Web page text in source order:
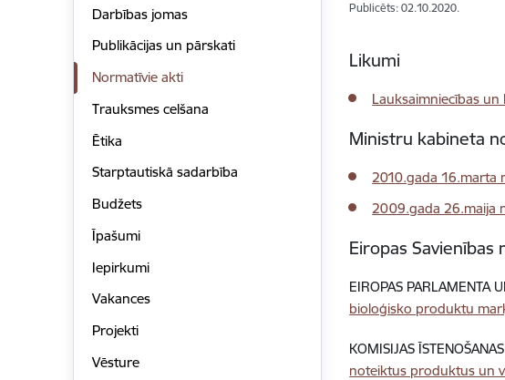
Darbības jomas
Publikācijas un pārskati
Normatīvie akti
Trauksmes celšana
Ētika
Starptautiskā sadarbība
Budžets
Īpašumi
Iepirkumi
Vakances
Projekti
Vēsture
Publicēts: 02.10.2020.
Likumi
Lauksaimniecības
Ministru kabineta
2010.gada 16.marta
2009.gada 26.maija
Eiropas Savienības
EIROPAS PARLAMENTA
bioloģisko produktu
KOMISIJAS
noteiktus produktus un